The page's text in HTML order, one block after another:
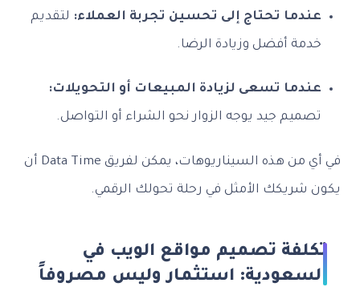
عندما تحتاج إلى تحسين تجربة العملاء: لتقديم
خدمة أفضل وزيادة الرضا.
عندما تسعى لزيادة المبيعات أو التحويلات:
تصميم جيد يوجه الزوار نحو الشراء أو التواصل.
في أي من هذه السيناريوهات، يمكن لفريق Data Time أن
يكون شريكك الأمثل في رحلة تحولك الرقمي.
تكلفة تصميم مواقع الويب في
السعودية: استثمار وليس مصروفاً